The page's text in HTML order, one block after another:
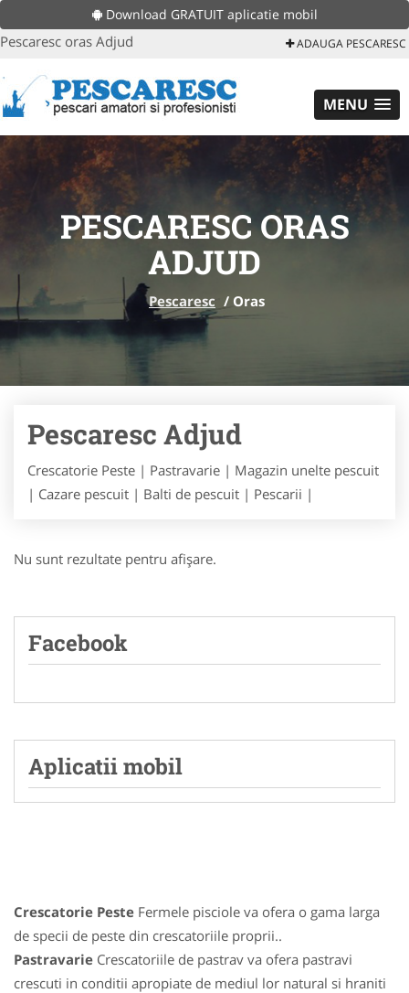
Download GRATUIT aplicatie mobil
Pescaresc oras Adjud ADAUGA PESCARESC
MENU
PESCARESC ORAS
ADJUD
Pescaresc / Oras
Pescaresc Adjud
Crescatorie Peste | Pastravarie | Magazin unelte pescuit
| Cazare pescuit | Balti de pescuit | Pescarii |
Nu sunt rezultate pentru afişare.
Facebook
Aplicatii mobil
Crescatorie Peste Fermele pisciole va ofera o gama larga
de specii de peste din crescatoriile proprii..
Pastravarie Crescatoriile de pastrav va ofera pastravi
crescuti in conditii apropiate de mediul lor natural si hraniti